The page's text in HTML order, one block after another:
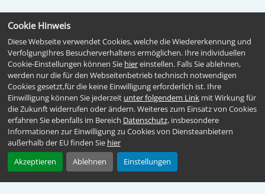
Cookie Hinweis
Diese Webseite verwendet Cookies, welche die Wiedererkennung und
VerfolgungIhres Besucherverhaltens ermöglichen. Ihre individuellen
Cookie-Einstellungen können Sie hiereinstellen. Falls Sie ablehnen,
werden nur die für den Webseitenbetrieb technisch notwendigen
Cookies gesetzt,für die keine Einwilligung erforderlich ist. Ihre
Einwilligung können Sie jederzeit unter folgendem Linkmit Wirkung für
die Zukunft widerrufen oder ändern. Weiteres zum Einsatz von Cookies
erfahren Sie ebenfalls im Bereich Datenschutz,insbesondere
Informationen zur Einwilligung zu Cookies von Diensteanbietern
außerhalb der EU finden Sie hier
Akzeptieren
Ablehnen Einstellungen